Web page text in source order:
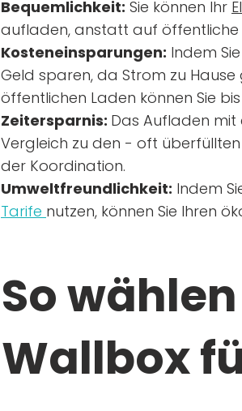
Bequemlichkeit: Sie können Ihr
aufladen, anstatt auf öffentliche
Kosteneinsparungen: Indem
Geld sparen, da Strom zu
öffentlichen Laden können Sie
Zeitersparnis: Das Aufladen mit
Vergleich zu den - oft
der Koordination.
Umweltfreundlichkeit: Indem
Tarife nutzen, können Sie Ihren
So
Wallbox